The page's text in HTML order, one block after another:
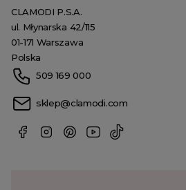
CLAMODI P.S.A.
ul. Młynarska 42/115
01-171 Warszawa
Polska
509 169 000
sklep@clamodi.com